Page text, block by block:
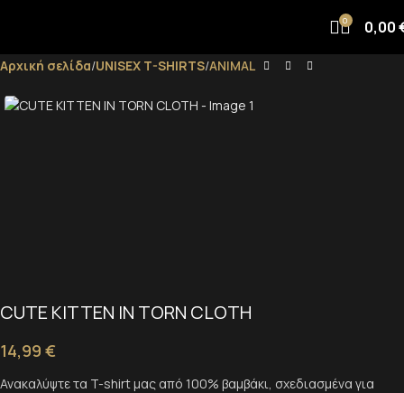
0 0,00
Αρχική σελίδα UNISEX T-SHIRTS ANIMAL
CUTE KITTEN IN TORN CLOTH
14,99 €
Ανακαλύψτε τα T-shirt μας από 100% βαμβάκι, σχεδιασμένα για